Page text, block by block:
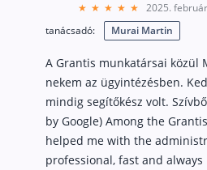
2025.
tanácsadó:
Murai Martin
A Grantis munkatársai közül
nekem az ügyintézésben.
mindig segítőkész volt.
by Google) Among the
helped me with the
professional, fast and